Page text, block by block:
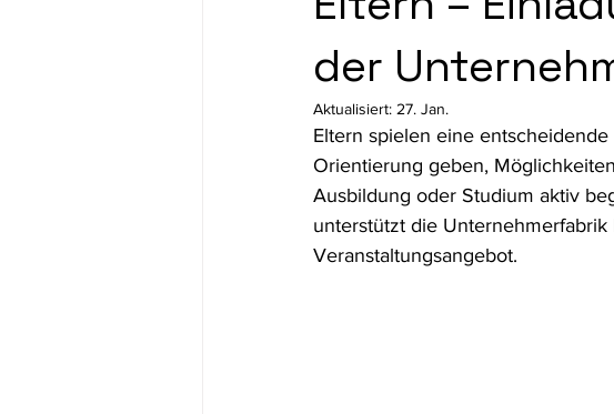
Demokratiebildung für Fachkräfte
der
Aktualisiert: 27. Jan.
Eltern spielen eine
Orientierung geben,
Ausbildung oder Studium aktiv
unterstützt die
Veranstaltungsangebot.